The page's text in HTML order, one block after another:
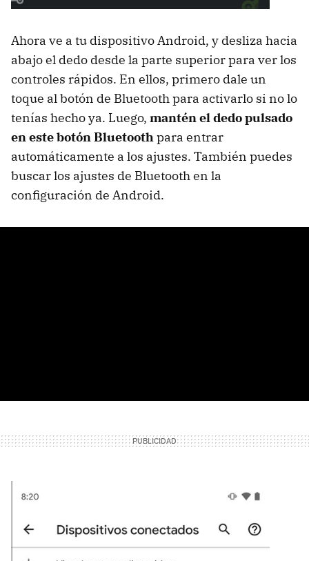
Ahora ve a tu dispositivo Android, y desliza hacia
abajo el dedo desde la parte superior para ver los
controles rápidos. En ellos, primero dale un
toque al botón de Bluetooth para activarlo si no lo
tenías hecho ya. Luego, mantén el dedo pulsado
en este botón Bluetoothpara entrar
automáticamente a los ajustes. También puedes
buscar los ajustes de Bluetooth en la
configuración de Android.